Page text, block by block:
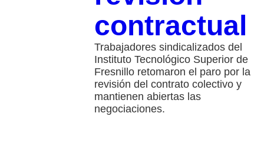
contractual
Trabajadores sindicalizados del
Instituto Tecnológico Superior de
Fresnillo retomaron el paro por la
revisión del contrato colectivo y
mantienen abiertas las
negociaciones.